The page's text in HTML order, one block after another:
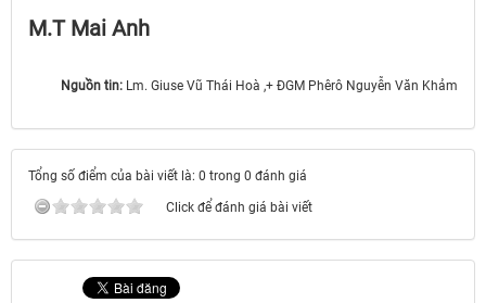
M.T Mai Anh
Nguồn tin: Lm. Giuse Vũ Thái Hoà ,+ ĐGM Phêrô Nguyễn Văn Khảm
Tổng số điểm của bài viết là: 0 trong 0 đánh giá
Click để đánh giá bài viết